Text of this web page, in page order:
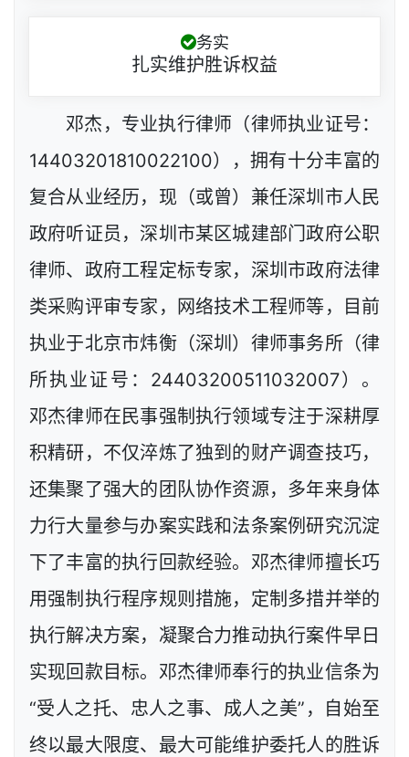
务实
扎实维护胜诉权益
邓杰，专业执行律师（律师执业证号：
14403201810022100），拥有十分丰富的
复合从业经历，现（或曾）兼任深圳市人民
政府听证员，深圳市某区城建部门政府公职
律师、政府工程定标专家，深圳市政府法律
类采购评审专家，网络技术工程师等，目前
执业于北京市炜衡（深圳）律师事务所（律
所执业证号：24403200511032007）。
邓杰律师在民事强制执行领域专注于深耕厚
积精研，不仅淬炼了独到的财产调查技巧，
还集聚了强大的团队协作资源，多年来身体
力行大量参与办案实践和法条案例研究沉淀
下了丰富的执行回款经验。邓杰律师擅长巧
用强制执行程序规则措施，定制多措并举的
执行解决方案，凝聚合力推动执行案件早日
实现回款目标。邓杰律师奉行的执业信条为
“受人之托、忠人之事、成人之美”，自始至
终以最大限度、最大可能维护委托人的胜诉